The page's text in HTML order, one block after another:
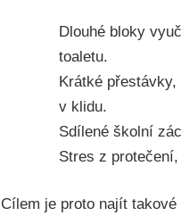
Dlouhé bloky
toaletu.
Krátké
v klidu.
Sdílené školní
Stres z
Cílem je proto najít